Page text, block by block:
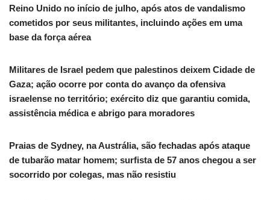
Reino Unido no início de julho, após atos de vandalismo
cometidos por seus militantes, incluindo ações em uma
base da força aérea
Militares de Israel pedem que palestinos deixem Cidade de
Gaza; ação ocorre por conta do avanço da ofensiva
israelense no território; exército diz que garantiu comida,
assistência médica e abrigo para moradores
Praias de Sydney, na Austrália, são fechadas após ataque
de tubarão matar homem; surfista de 57 anos chegou a ser
socorrido por colegas, mas não resistiu